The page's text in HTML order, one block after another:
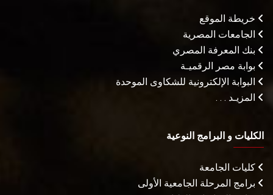
خريطة الموقع
الجامعات المصرية
بنك المعرفة المصري
بوابة مصر الرقميـة
البوابة الإلكترونية للشكاوى الموحدة
المزيـد . . .
الكليات و البرامج النوعية
كليات الجامعة
برامج المرحلة الجامعية الأولى